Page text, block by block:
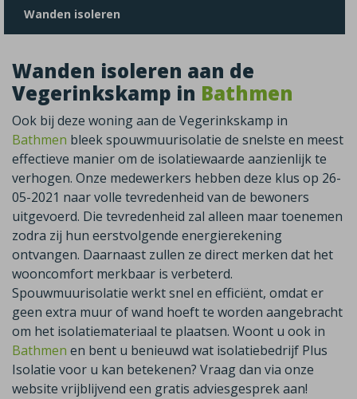
Wanden isoleren
Wanden isoleren aan de
Vegerinkskamp in Bathmen
Ook bij deze woning aan de Vegerinkskamp in
Bathmen bleek spouwmuurisolatie de snelste en meest
effectieve manier om de isolatiewaarde aanzienlijk te
verhogen. Onze medewerkers hebben deze klus op 26-
05-2021 naar volle tevredenheid van de bewoners
uitgevoerd. Die tevredenheid zal alleen maar toenemen
zodra zij hun eerstvolgende energierekening
ontvangen. Daarnaast zullen ze direct merken dat het
wooncomfort merkbaar is verbeterd.
Spouwmuurisolatie werkt snel en efficiënt, omdat er
geen extra muur of wand hoeft te worden aangebracht
om het isolatiemateriaal te plaatsen. Woont u ook in
Bathmen en bent u benieuwd wat isolatiebedrijf Plus
Isolatie voor u kan betekenen? Vraag dan via onze
website vrijblijvend een gratis adviesgesprek aan!